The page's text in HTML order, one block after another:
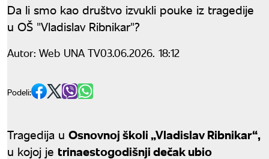
Da li smo kao društvo izvukli pouke iz tragedije
u OŠ "Vladislav Ribnikar"?
Autor: Web UNA TV03.06.2026. 18:12
Podeli:
Tragedija u Osnovnoj školi „Vladislav Ribnikar“,
u kojoj je trinaestogodišnji dečak ubio